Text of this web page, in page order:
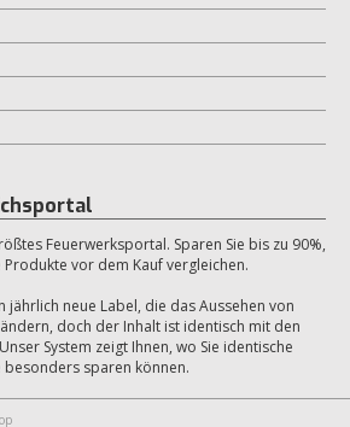
Feuerwerksportal. Sparen Sie bis zu 90%,
Produkte vor dem Kauf vergleichen.
jährlich neue Label, die das Aussehen von
doch der Inhalt ist identisch mit den
System zeigt Ihnen, wo Sie identische
sparen können.